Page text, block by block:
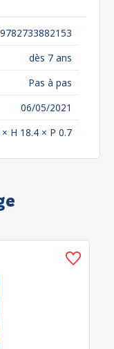
9782733882153
dès 7 ans
Pas à pas
06/05/2021
H 18.4 × P 0.7